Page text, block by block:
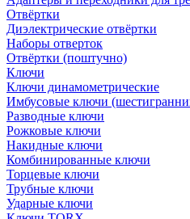
Отвёртки
Диэлектрические отвёртки
Наборы отверток
Отвёртки (поштучно)
Ключи
Ключи динамометрические
Имбусовые ключи
Разводные ключи
Рожковые ключи
Накидные ключи
Комбинированные ключи
Торцевые ключи
Трубные ключи
Ударные ключи